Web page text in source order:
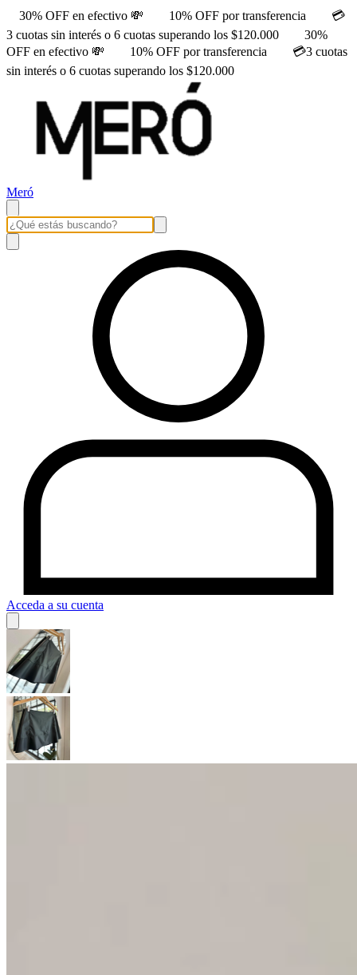
30% OFF en efectivo 💸 10% OFF por transferencia
💳
3 cuotas sin interés o 6 cuotas superando los $120.000
30%
OFF en efectivo 💸
10% OFF por transferencia
💳3 cuotas
sin interés o 6 cuotas superando los $120.000
Meró
Acceda a su cuenta